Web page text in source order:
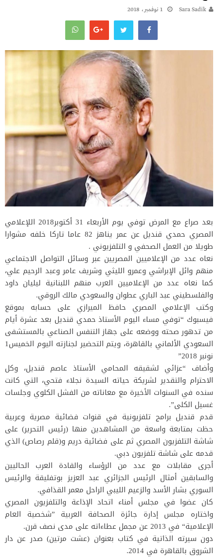
Sara Sadik 1 نوفمبر، 2018
بعد صراع مع المرض توفي يوم الأربعاء 31 أكتوبر2018 اللإعلامي
المصري حمدي قنديل عن عمر يناهز 82 عاما تاركا خلفه مشوارا
طويلا من العمل الصحفي و التلفزيوني .
نعاه عدد من الإعلاميين المصريين عبر وسائل التواصل الاجتماعي
منهم وائل الإبراشي وعمرو الليثي وشريف عامر وعبد الرحيم علي،
كما نعاه عدد من الإعلاميين العرب منهم اللبنانية ليليان داود
والفلسطيني عبد الباري عطوان والسعودي مالك الروقي.
وكتب الإعلامي المصري حافظ الميرازي على حسابه بموقع
فيسبوك “توفي مساء اليوم الأستاذ حمدي قنديل بعد عشرة أيام
من تدهور صحته ووضعه على جهاز التنفس الصناعي بالمستشفى
السعودي الألماني بالقاهرة، ويتم التحضير لجنازته اليوم الخميس1
نونبر 2018”
وأضاف “عزائي لشقيقه المحامي الأستاذ عاصم قنديل، وكل
الاحترام والتقدير لشريكة حياته السيدة نجلاء فتحي، التي كانت
سنده في السنوات الأخيرة مع معاناته من الفشل الكلوي وجلسات
غسيل الكلى”.
قدم قنديل برامج تلفزيونية في قنوات فضائية مصرية وعربية
حظت بمتابعة واسعة من المشاهدين منها (رئيس التحرير) على
شاشة التلفزيون المصري ثم على فضائية دريم و(قلم رصاص) الذي
قدمه على شاشة تلفزيون دبي.
أجرى مقابلات مع عدد من الرؤساء والقادة العرب الحاليين
والسابقين أمثال الرئيس الجزائري عبد العزيز بوتفليقة والرئيس
السوري بشار الأسد والزعيم الليبي الراحل معمر القذافي.
كان عضوا في مجلس أمناء اتحاد الإذاعة والتلفزيون المصري
واختاره مجلس إدارة جائزة الصحافة العربية ”شخصية العام
الإعلامية“ في 2013 عن مجمل عطاءاته على مدى نصف قرن.
دون سيرته الذاتية في كتاب بعنوان (عشت مرتين) صدر عن دار
الشروق بالقاهرة في 2014.